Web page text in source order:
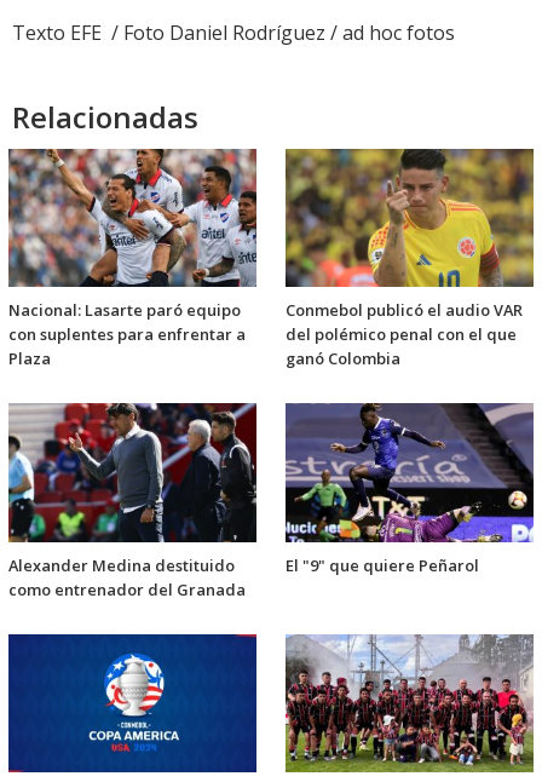
Texto EFE / Foto Daniel Rodríguez / ad hoc fotos
Relacionadas
Nacional: Lasarte paró equipo
con suplentes para enfrentar a
Plaza
Conmebol publicó el audio VAR
del polémico penal con el que
ganó Colombia
Alexander Medina destituido
como entrenador del Granada
El "9" que quiere Peñarol